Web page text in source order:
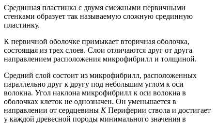
Срединная пластинка с двумя смежными первичными
стенками образует так называемую сложную срединную
пластинку.
К первичной оболочке примыкает вторичная оболочка,
состоящая из трех слоев. Слои отличаются друг от друга
направлением расположения микрофибрилл и толщиной.
Средний слой состоит из микрофибрилл, расположенных
параллельно друг к другу под небольшим углом к оси
волокна. Угол наклона микрофибрилл к оси волокна в
оболочках клеток не однозначен. Он уменьшается в
направлении от сердцевины КПериферии ствола и достигает
у каждой древесной породы минимального значения в